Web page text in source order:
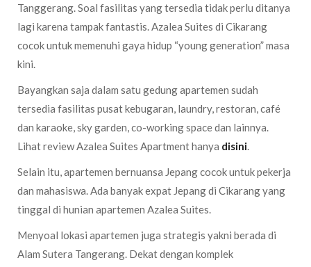
Tanggerang. Soal fasilitas yang tersedia tidak perlu ditanya
lagi karena tampak fantastis. Azalea Suites di Cikarang
cocok untuk memenuhi gaya hidup “young generation” masa
kini.
Bayangkan saja dalam satu gedung apartemen sudah
tersedia fasilitas pusat kebugaran, laundry, restoran, café
dan karaoke, sky garden, co-working space dan lainnya.
Lihat review Azalea Suites Apartment hanya disini
Selain itu, apartemen bernuansa Jepang cocok untuk pekerja
dan mahasiswa. Ada banyak expat Jepang di Cikarang yang
tinggal di hunian apartemen Azalea Suites.
Menyoal lokasi apartemen juga strategis yakni berada di
Alam Sutera Tangerang. Dekat dengan komplek